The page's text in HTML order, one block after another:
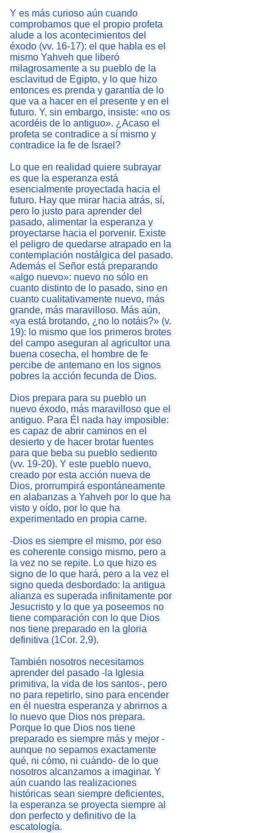
Y es más curioso aún cuando
comprobamos que el propio profeta
alude a los acontecimientos del
éxodo (vv. 16-17): el que habla es el
mismo Yahveh que liberó
milagrosamente a su pueblo de la
esclavitud de Egipto, y lo que hizo
entonces es prenda y garantía de lo
que va a hacer en el presente y en el
futuro. Y, sin embargo, insiste: «no os
acordéis de lo antiguo». ¿Acaso el
profeta se contradice a sí mismo y
contradice la fe de Israel?
Lo que en realidad quiere subrayar
es que la esperanza está
esencialmente proyectada hacia el
futuro. Hay que mirar hacia atrás, sí,
pero lo justo para aprender del
pasado, alimentar la esperanza y
proyectarse hacia el porvenir. Existe
el peligro de quedarse atrapado en la
contemplación nostálgica del pasado.
Además el Señor está preparando
«algo nuevo»: nuevo no sólo en
cuanto distinto de lo pasado, sino en
cuanto cualitativamente nuevo, más
grande, más maravilloso. Más aún,
«ya está brotando, ¿no lo notáis?» (v.
19): lo mismo que los primeros brotes
del campo aseguran al agricultor una
buena cosecha, el hombre de fe
percibe de antemano en los signos
pobres la acción fecunda de Dios.
Dios prepara para su pueblo un
nuevo éxodo, más maravilloso que el
antiguo. Para Él nada hay imposible:
es capaz de abrir caminos en el
desierto y de hacer brotar fuentes
para que beba su pueblo sediento
(vv. 19-20). Y este pueblo nuevo,
creado por esta acción nueva de
Dios, prorrumpirá espontáneamente
en alabanzas a Yahveh por lo que ha
visto y oído, por lo que ha
experimentado en propia carne.
-Dios es siempre el mismo, por eso
es coherente consigo mismo, pero a
la vez no se repite. Lo que hizo es
signo de lo que hará, pero a la vez el
signo queda desbordado: la antigua
alianza es superada infinitamente por
Jesucristo y lo que ya poseemos no
tiene comparación con lo que Dios
nos tiene preparado en la gloria
definitiva (1Cor. 2,9).
También nosotros necesitamos
aprender del pasado -la Iglesia
primitiva, la vida de los santos-, pero
no para repetirlo, sino para encender
en él nuestra esperanza y abrirnos a
lo nuevo que Dios nos prepara.
Porque lo que Dios nos tiene
preparado es siempre más y mejor -
aunque no sepamos exactamente
qué, ni cómo, ni cuándo- de lo que
nosotros alcanzamos a imaginar. Y
aún cuando las realizaciones
históricas sean siempre deficientes,
la esperanza se proyecta siempre al
don perfecto y definitivo de la
escatología.